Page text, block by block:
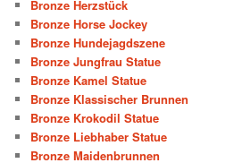
Bronze Herzstück
Bronze Horse Jockey
Bronze Hundejagdszene
Bronze Jungfrau Statue
Bronze Kamel Statue
Bronze Klassischer Brunnen
Bronze Krokodil Statue
Bronze Liebhaber Statue
Bronze Maidenbrunnen